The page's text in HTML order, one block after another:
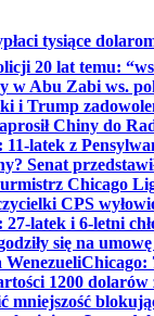
tysiące
20 lat temu:
w Abu Zabi ws.
i Trump
Chiny do
11-latek z
Senat
Chicago
CPS
27-latek i 6-letni
się na
WenezueliChicago:
1200 dolarów
mniejszość